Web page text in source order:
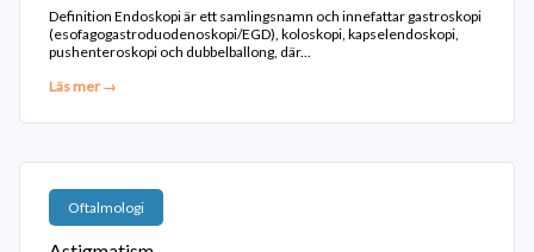
Definition Endoskopi är ett samlingsnamn och innefattar gastroskopi
(esofagogastroduodenoskopi/EGD), koloskopi, kapselendoskopi,
pushenteroskopi och dubbelballong, där...
Läs mer →
Oftalmologi